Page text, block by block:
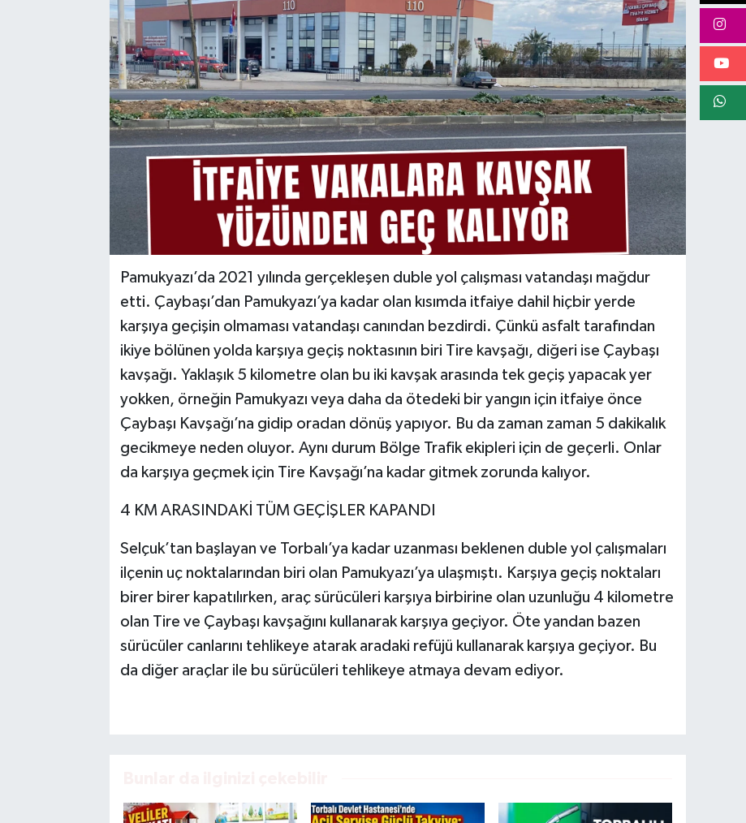
Pamukyazı’da 2021 yılında gerçekleşen duble yol çalışması vatandaşı mağdur
etti. Çaybaşı’dan Pamukyazı’ya kadar olan kısımda itfaiye dahil hiçbir yerde
karşıya geçişin olmaması vatandaşı canından bezdirdi. Çünkü asfalt tarafından
ikiye bölünen yolda karşıya geçiş noktasının biri Tire kavşağı, diğeri ise Çaybaşı
kavşağı. Yaklaşık 5 kilometre olan bu iki kavşak arasında tek geçiş yapacak yer
yokken, örneğin Pamukyazı veya daha da ötedeki bir yangın için itfaiye önce
Çaybaşı Kavşağı’na gidip oradan dönüş yapıyor. Bu da zaman zaman 5 dakikalık
gecikmeye neden oluyor. Aynı durum Bölge Trafik ekipleri için de geçerli. Onlar
da karşıya geçmek için Tire Kavşağı’na kadar gitmek zorunda kalıyor.
4 KM ARASINDAKİ TÜM GEÇİŞLER KAPANDI
Selçuk’tan başlayan ve Torbalı’ya kadar uzanması beklenen duble yol çalışmaları
ilçenin uç noktalarından biri olan Pamukyazı’ya ulaşmıştı. Karşıya geçiş noktaları
birer birer kapatılırken, araç sürücüleri karşıya birbirine olan uzunluğu 4 kilometre
olan Tire ve Çaybaşı kavşağını kullanarak karşıya geçiyor. Öte yandan bazen
sürücüler canlarını tehlikeye atarak aradaki refüjü kullanarak karşıya geçiyor. Bu
da diğer araçlar ile bu sürücüleri tehlikeye atmaya devam ediyor.